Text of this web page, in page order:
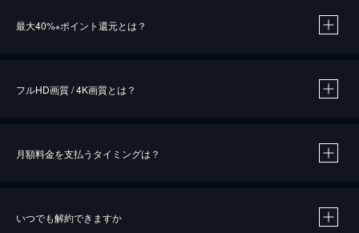
最大40%※ポイント還元とは？
※40％ポイント還元の対象は、クレジットカード決済による作品の購入 / レンタルです。
フルHD画質 / 4K画質とは？
月額料金を支払うタイミングは？
いつでも解約できますか